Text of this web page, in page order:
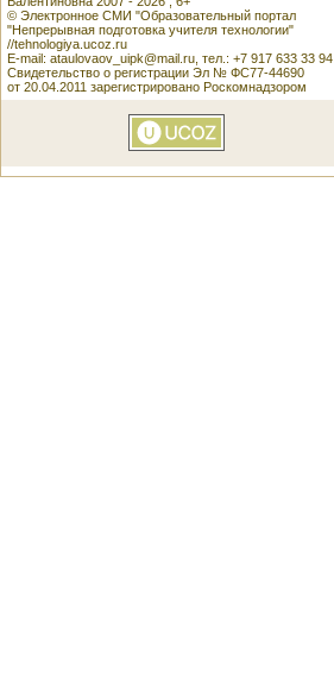
© Электронное СМИ "Образовательный портал
"Непрерывная подготовка учителя технологии"
//tehnologiya.ucoz.ru
E-mail: ataulovaov_uipk@mail.ru, тел.: +7 917 633 33 94
Свидетельство о регистрации Эл № ФС77-44690
от 20.04.2011 зарегистрировано Роскомнадзором